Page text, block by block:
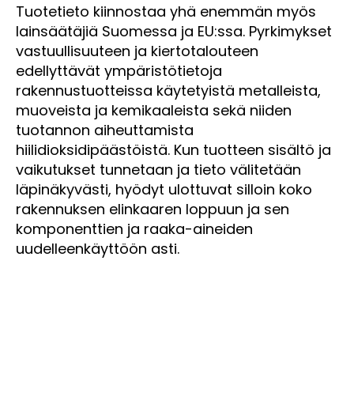
Tuotetieto kiinnostaa yhä enemmän myös
lainsäätäjiä Suomessa ja EU:ssa. Pyrkimykset
vastuullisuuteen ja kiertotalouteen
edellyttävät ympäristötietoja
rakennustuotteissa käytetyistä metalleista,
muoveista ja kemikaaleista sekä niiden
tuotannon aiheuttamista
hiilidioksidipäästöistä. Kun tuotteen sisältö ja
vaikutukset tunnetaan ja tieto välitetään
läpinäkyvästi, hyödyt ulottuvat silloin koko
rakennuksen elinkaaren loppuun ja sen
komponenttien ja raaka-aineiden
uudelleenkäyttöön asti.